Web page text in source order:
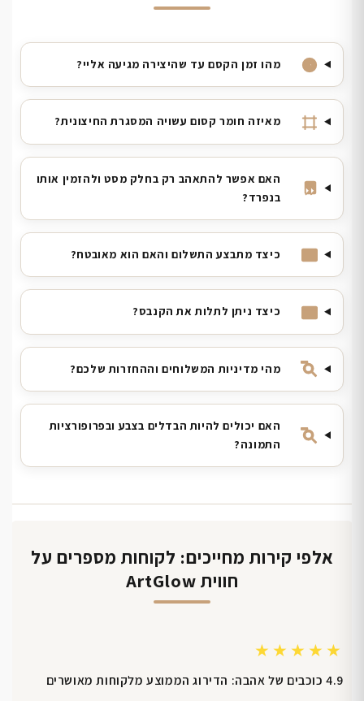
מהו זמן הקסם עד שהיצירה מגיעה אליי?
מאיזה חומר קסום עשויה המסגרת החיצונית?
האם אפשר להתאהב רק בחלק מסט ולהזמין אותו
בנפרד?
כיצד מתבצע התשלום והאם הוא מאובטח?
כיצד ניתן לתלות את הקנבס?
מהי מדיניות המשלוחים וההחזרות שלכם?
האם יכולים להיות הבדלים בצבע ובפרופורציות
התמונה?
אלפי קירות מחייכים: לקוחות מספרים על
חווית ArtGlow
★★★★★
4.9 כוכבים של אהבה: הדירוג הממוצע מלקוחות מאושרים